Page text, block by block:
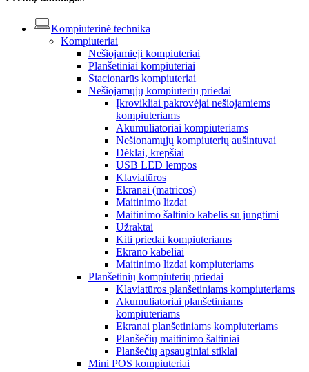
Kompiuterinė technika
Kompiuteriai
Nešiojamieji kompiuteriai
Planšetiniai kompiuteriai
Stacionarūs kompiuteriai
Nešiojamųjų kompiuterių priedai
Įkrovikliai pakrovėjai nešiojamiems
kompiuteriams
Akumuliatoriai kompiuteriams
Nešionamųjų kompiuterių aušintuvai
Dėklai, krepšiai
USB LED lempos
Klaviatūros
Ekranai (matricos)
Maitinimo lizdai
Maitinimo šaltinio kabelis su jungtimi
Užraktai
Kiti priedai kompiuteriams
Ekrano kabeliai
Maitinimo lizdai kompiuteriams
Planšetinių kompiuterių priedai
Klaviatūros planšetiniams kompiuteriams
Akumuliatoriai planšetiniams
kompiuteriams
Ekranai planšetiniams kompiuteriams
Planšečių maitinimo šaltiniai
Planšečių apsauginiai stiklai
Mini POS kompiuteriai